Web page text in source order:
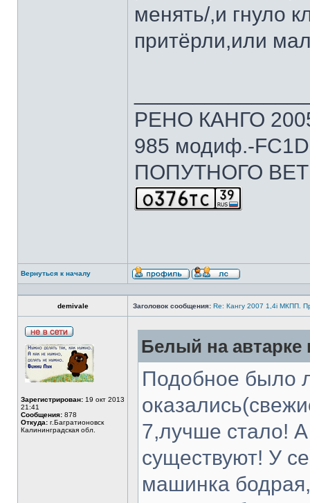
менять/,и гнуло
притёрли,или
РЕНО КАНГО
985 модиф.-
ПОПУТНОГО
Вернуться к началу
demivale Заголовок сообщения: Re: Кангу 2007 1,4i МКПП.
Зарегистрирован: 19 окт 2013
21:41
Сообщения: 878
Откуда: г.Багратионовск
Калининградская обл.
Белый на автарке
Подобное было
7,лучше стало!
существуют! У
машинка